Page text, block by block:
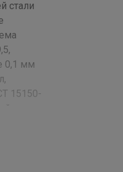
стали
0,1 мм
15150-